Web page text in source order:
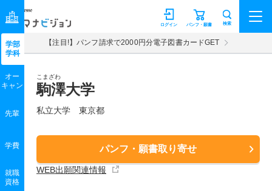
マナビジョン パンフ・願書
ログイン 検索
【注目!】パンフ請求で2000円分電子図書カードGET
こまざわ
駒澤大学
私立大学 東京都
パンフ・願書取り寄せ
WEB出願関連情報
学部
学科
オー
キャン
先輩
学費
就職
資格